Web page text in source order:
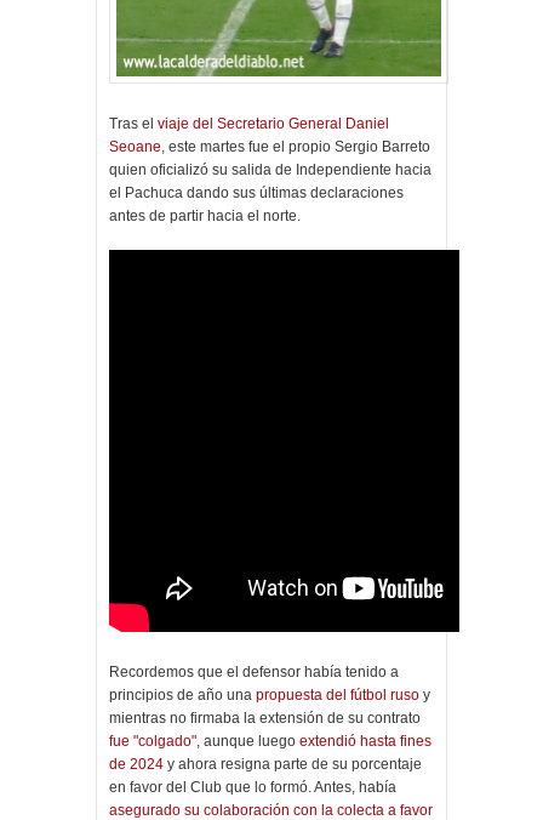
Tras el viaje del Secretario General Daniel
Seoane, este martes fue el propio Sergio Barreto
quien oficializó su salida de Independiente hacia
el Pachuca dando sus últimas declaraciones
antes de partir hacia el norte.
Recordemos que el defensor había tenido a
principios de año una propuesta del fútbol ruso y
mientras no firmaba la extensión de su contrato
fue "colgado", aunque luego extendió hasta fines
de 2024 y ahora resigna parte de su porcentaje
en favor del Club que lo formó. Antes, había
asegurado su colaboración con la colecta a favor